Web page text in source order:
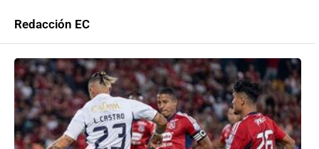
Redacción EC